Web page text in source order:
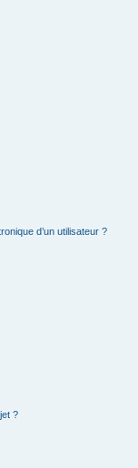
d’un utilisateur ?
?